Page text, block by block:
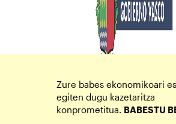
Zure babes ekonomikoari
egiten dugu kazetaritza
konprometitua. BABESTU